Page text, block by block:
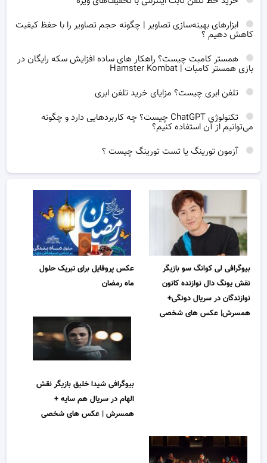
ابزارهای بهینه‌سازی تصاویر | چگونه حجم تصاویر را با حفظ کیفیت
کاهش دهیم ؟
همستر کامبت چیست؟ راهکار های ساده افزایش سکه رایگان در
بازی همستر کامبات | Hamster Kombat
تلفن ابری چیست؟ مزایای خرید تلفن ابری
تکنولوژی ChatGPT چیست؟ چه کاربردهایی دارد و چگونه
می‌توانیم از آن استفاده کنیم؟
آزمون تورینگ یا تست تورینگ چیست ؟
بیوگرافی لی کوانگ سو بازیگر
نقش یونگ دال نوازنده کانون
نوازندگان در سریال دونگی+
همسرش| عکس های شخصی
عکس پروفایل برای تبریک حلول
ماه رمضان
بیوگرافی شیدا خلیق بازیگر نقش
الهام در سریال هم سایه +
همسرش | عکس های شخصی